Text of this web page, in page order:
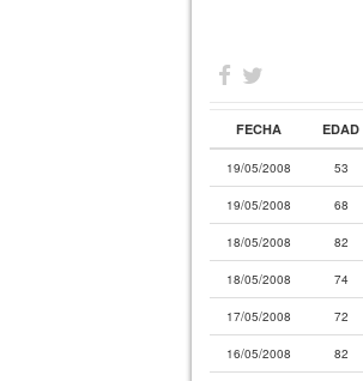
FECHA EDAD
19/05/2008 53
19/05/2008 68
18/05/2008 82
18/05/2008 74
17/05/2008 72
16/05/2008 82